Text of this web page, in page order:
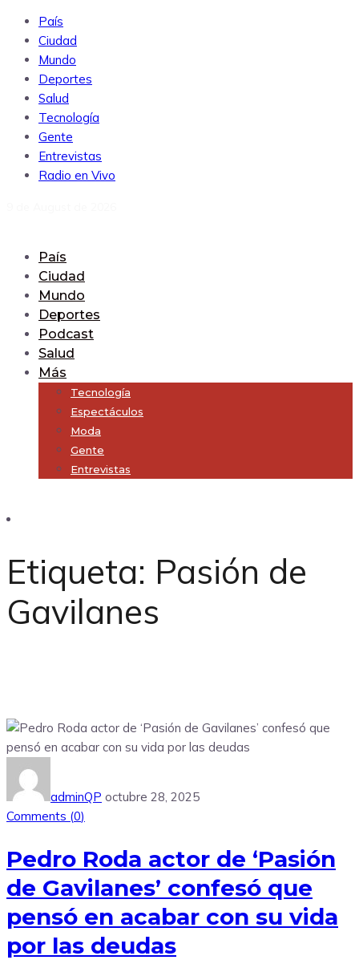
País
Ciudad
Mundo
Deportes
Salud
Tecnología
Gente
Entrevistas
Radio en Vivo
País
Ciudad
Mundo
Deportes
Podcast
Salud
Más
Tecnología
Espectáculos
Moda
Gente
Entrevistas
Etiqueta: Pasión de
Gavilanes
adminQP octubre 28, 2025
Comments (0)
Pedro Roda actor de ‘Pasión
de Gavilanes’ confesó que
pensó en acabar con su vida
por las deudas